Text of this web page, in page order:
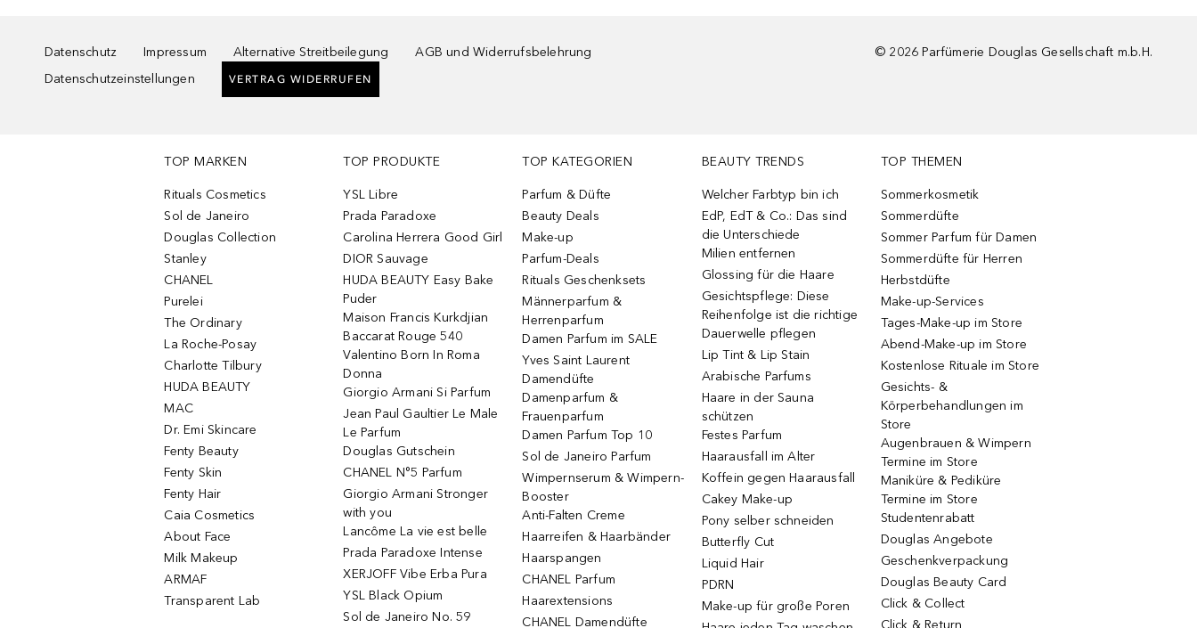
Datenschutz Impressum Alternative Streitbeilegung
AGB und Widerrufsbelehrung
Datenschutzeinstellungen
VERTRAG WIDERRUFEN
© 2026 Parfümerie Douglas Gesellschaft m.b.H.
TOP MARKEN
Rituals Cosmetics
Sol de Janeiro
Douglas Collection
Stanley
CHANEL
Purelei
The Ordinary
La Roche-Posay
Charlotte Tilbury
HUDA BEAUTY
MAC
Dr. Emi Skincare
Fenty Beauty
Fenty Skin
Fenty Hair
Caia Cosmetics
About Face
Milk Makeup
ARMAF
Transparent Lab
TOP PRODUKTE
YSL Libre
Prada Paradoxe
Carolina Herrera Good Girl
DIOR Sauvage
HUDA BEAUTY Easy Bake
Puder
Maison Francis Kurkdjian
Baccarat Rouge 540
Valentino Born In Roma
Donna
Giorgio Armani Si Parfum
Jean Paul Gaultier Le Male
Le Parfum
Douglas Gutschein
CHANEL N°5 Parfum
Giorgio Armani Stronger
with you
Lancôme La vie est belle
Prada Paradoxe Intense
XERJOFF Vibe Erba Pura
YSL Black Opium
Sol de Janeiro No. 59
TOP KATEGORIEN
Parfum & Düfte
Beauty Deals
Make-up
Parfum-Deals
Rituals Geschenksets
Männerparfum &
Herrenparfum
Damen Parfum im SALE
Yves Saint Laurent
Damendüfte
Damenparfum &
Frauenparfum
Damen Parfum Top 10
Sol de Janeiro Parfum
Wimpernserum & Wimpern-
Booster
Anti-Falten Creme
Haarreifen & Haarbänder
Haarspangen
CHANEL Parfum
Haarextensions
CHANEL Damendüfte
BEAUTY TRENDS
Welcher Farbtyp bin ich
EdP, EdT & Co.: Das sind
die Unterschiede
Milien entfernen
Glossing für die Haare
Gesichtspflege: Diese
Reihenfolge ist die richtige
Dauerwelle pflegen
Lip Tint & Lip Stain
Arabische Parfums
Haare in der Sauna
schützen
Festes Parfum
Haarausfall im Alter
Koffein gegen Haarausfall
Cakey Make-up
Pony selber schneiden
Butterfly Cut
Liquid Hair
PDRN
Make-up für große Poren
TOP THEMEN
Sommerkosmetik
Sommerdüfte
Sommer Parfum für Damen
Sommerdüfte für Herren
Herbstdüfte
Make-up-Services
Tages-Make-up im Store
Abend-Make-up im Store
Kostenlose Rituale im Store
Gesichts- &
Körperbehandlungen im
Store
Augenbrauen & Wimpern
Termine im Store
Maniküre & Pediküre
Termine im Store
Studentenrabatt
Douglas Angebote
Geschenkverpackung
Douglas Beauty Card
Click & Collect
Click & Return